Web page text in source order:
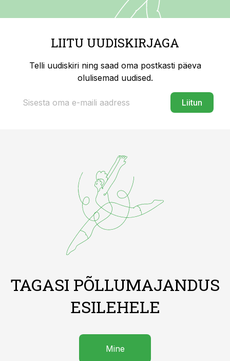
LIITU UUDISKIRJAGA
Telli uudiskiri ning saad oma postkasti päeva
olulisemad uudised.
Liitun
TAGASI PÕLLUMAJANDUS
ESILEHELE
Mine